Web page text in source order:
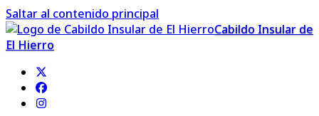
Saltar al contenido principal
Cabildo Insular de
El Hierro